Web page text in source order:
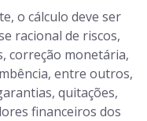
o cálculo deve ser
racional de riscos,
correção monetária,
entre outros,
quitações,
financeiros dos